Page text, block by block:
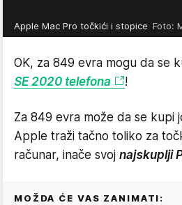
Apple Mac Pro točkići i stopice Foto:
OK, za 849 evra mogu da se
SE 2020 telefona
!
Za 849 evra može da se kupi
Apple traži tačno toliko za
računar, inače svoj najskuplji
MOŽDA ĆE VAS ZANIMATI: